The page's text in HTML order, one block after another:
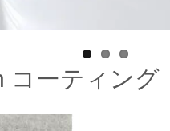
コーティング